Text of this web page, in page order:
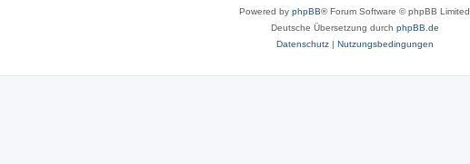
Powered by phpBB® Forum Software © phpBB Limited
Deutsche Übersetzung durch phpBB.de
Datenschutz| Nutzungsbedingungen